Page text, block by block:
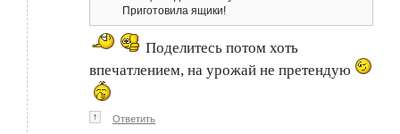
Приготовила ящики!
Поделитесь потом хоть
впечатлением, на урожай не претендую
↑ Ответить